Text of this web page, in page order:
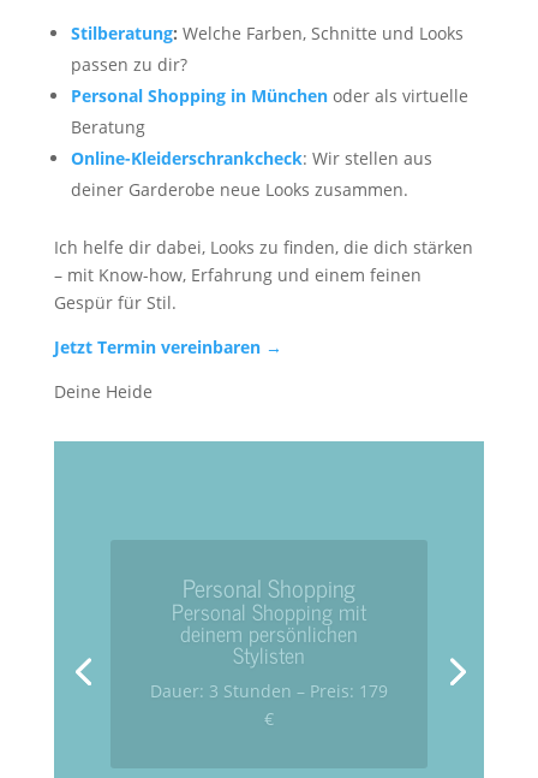
Stilberatung: Welche Farben, Schnitte und Looks
passen zu dir?
Personal Shopping in Münchenoder als virtuelle
Beratung
Online-Kleiderschrankcheck: Wir stellen aus
deiner Garderobe neue Looks zusammen.
Ich helfe dir dabei, Looks zu finden, die dich stärken
– mit Know-how, Erfahrung und einem feinen
Gespür für Stil.
Jetzt Termin vereinbaren →
Deine Heide
Personal Shopping mit
deinem persönlichen
Stylisten
Dauer: 3 Stunden – Preis: 179
€